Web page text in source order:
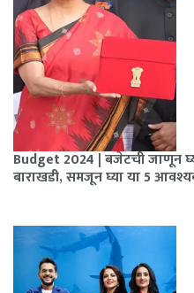
Budget 2024 | बजेटची जाणून
बाराखडी, समजून घ्या या 5